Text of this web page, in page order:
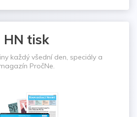
HN tisk
každý všední den, speciály a
PročNe.